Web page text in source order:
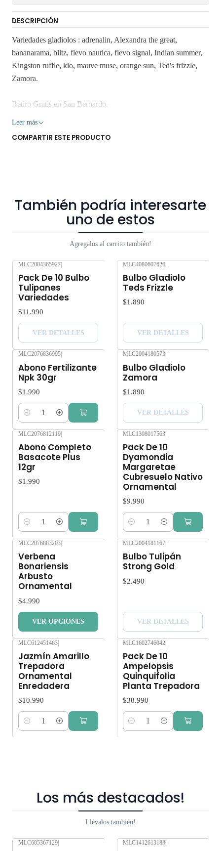
DESCRIPCIÓN
Variedades gladiolos : adrenalin, Alexandra the great,
bananarama, blitz, flevo nautica, flevo signal, Indian summer,
Kingston ruffle, kio, mauve muse, orange sun, Ted's frizzle,
Zamora.
Retiro Gratis en San Bernardo.
largos sin suficiente agua y luz o mucha exposición al sol,
pueden verse afectados seriamente.
Despacho gratis por compras sobre $80.000.
Leer más
COMPARTIR ESTE PRODUCTO
También podría interesarte
uno de estos
Agregalos al carrito también!
MLC2004365927
Pack De 10 Bulbo
Tulipanes
Variedades
$11.990
VER DETALLES
MLC4080607626
Bulbo Gladiolo
Teds Frizzle
$1.890
VER DETALLES
MLC2076836995
Abono Fertilizante
Npk 30gr
$1.990
Cantidad
MLC2004180573
Bulbo Gladiolo
Zamora
$1.890
VER DETALLES
MLC2076812119|
Abono Completo
Basacote Plus
12gr
$1.990
Cantidad
MLC1308017563|
Pack De 10
Dyamondia
Margaretae
Cubresuelo Nativo
Ornamental
$9.990
Cantidad
MLC2076883203
Verbena
Bonariensis
Arbusto
Ornamental
$4.990
VER OPCIONES
MLC2004181167
Bulbo Tulipán
Strong Gold
$2.490
VER DETALLES
MLC612451463|
Jazmín Amarillo
Trepadora
Ornamental
Enredadera
$10.990
Cantidad
MLC1602746042|
Pack De 10
Ampelopsis
Quinquifolia
Planta Trepadora
$38.990
Cantidad
Los más destacados!
Llévalos también!
MLC605367129| MLC1412613183|